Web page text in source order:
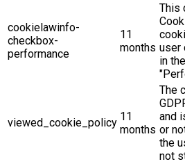
cookielawinfo-
checkbox-
performance
11
months
This
user
in
viewed_cookie_policy 11
months
The
and
or
the
not